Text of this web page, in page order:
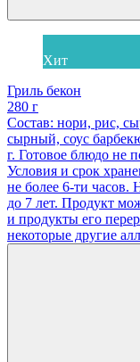
Хит
Гриль бекон
280 г
Состав: нори, рис,
сырный, соус
г. Готовое блюдо не
Условия и срок
не более 6-ти часов.
до 7 лет. Продукт
и продукты его
некоторые другие